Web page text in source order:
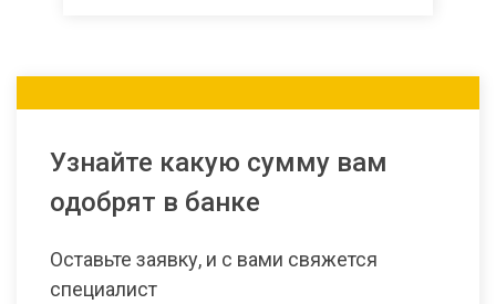
Узнайте какую сумму вам
одобрят в банке
Оставьте заявку, и с вами свяжется
специалист